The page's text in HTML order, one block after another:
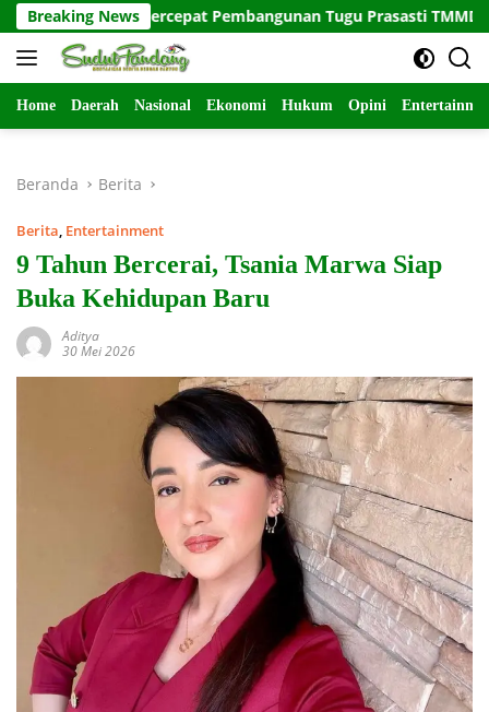
Langsung
ke
konten
Breaking News
Satuan Percepat Pembangunan Tugu Prasasti TMMD ke-129
Home Daerah Nasional Ekonomi Hukum Opini
Beranda Berita
Berita, Entertainment
9 Tahun Bercerai, Tsania Marwa Siap
Buka Kehidupan Baru
Aditya
30 Mei 2026